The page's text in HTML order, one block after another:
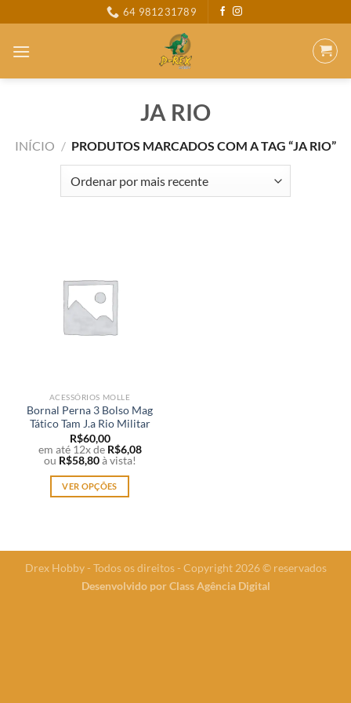
to
content
64 981231789
JA RIO
INÍCIO / PRODUTOS MARCADOS COM A TAG “JA RIO”
ACESSÓRIOS MOLLE
Bornal Perna 3 Bolso Mag
Tático Tam J.a Rio Militar
R$60,00
em até 12x de R$6,08
ou R$58,80 à vista!
VER OPÇÕES
várias
variantes.
As
Drex Hobby - Todos os direitos - Copyright 2026 © reservados
Desenvolvido porClass Agência Digital